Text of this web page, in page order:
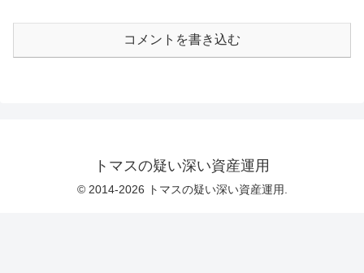
コメントを書き込む
トマスの疑い深い資産運用
© 2014-2026 トマスの疑い深い資産運用.